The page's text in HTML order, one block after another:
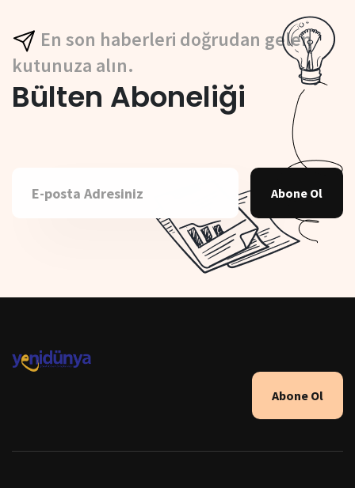
En son haberleri doğrudan gelen
kutunuza alın.
Bülten Aboneliği
Abone Ol
Abone Ol